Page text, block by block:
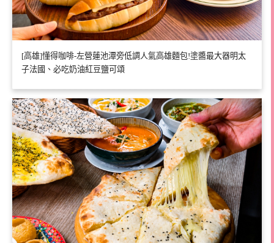
[高雄]懂得咖啡-左營蓮池潭旁低調人氣高雄麵包!塗醬最大器明太
子法國、必吃奶油紅豆鹽可頌